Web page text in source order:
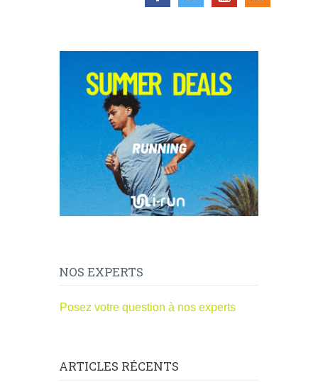
NOS EXPERTS
Posez votre question à nos experts
ARTICLES RÉCENTS